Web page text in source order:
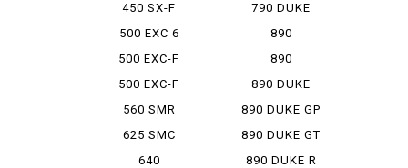
450 SX-F
500 EXC 6
DAYS
500 EXC-F
500 EXC-F
SIXDAYS
560 SMR
625 SMC
640
790 DUKE
890
ADVENTURE
890
ADVENTURE R
890 DUKE
890 DUKE GP
890 DUKE GT
890 DUKE R